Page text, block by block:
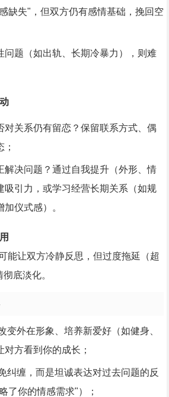
缺失"，但双方仍有感情基础，挽回空
问题（如出轨、长期冷暴力），则难
对关系仍有留恋？保留联系方式、偶
解决问题？通过自我提升（外形、情
吸引力，或学习经营长期关系（如规
仪式感）。
能让双方冷静反思，但过度拖延（超
底淡化。
变外在形象、培养新爱好（如健身、
方看到你的成长；
纠缠，而是坦诚表达对过去问题的反
了你的情感需求"）；